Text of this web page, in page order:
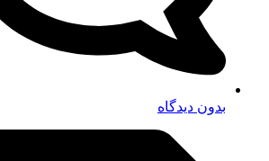
بدون دیدگاه